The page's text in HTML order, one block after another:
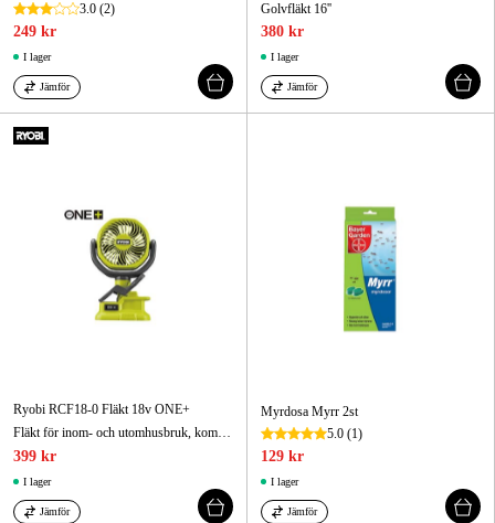
Kontakt & Öppettider
FAQ
3.0 (2)
249 kr
I lager
Jämför
Golvfläkt 16''
380 kr
I lager
Jämför
Ryobi RCF18-0 Fläkt 18v ONE+
Fläkt för inom- och utomhusbruk, kompakt för lätt transportering!
399 kr
I lager
Jämför
Myrdosa Myrr 2st
5.0 (1)
129 kr
I lager
Jämför